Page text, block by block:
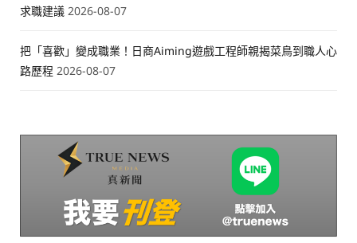
求職建議 2026-08-07
把「喜歡」變成職業！日商Aiming遊戲工程師親揭菜鳥到職人心
路歷程 2026-08-07